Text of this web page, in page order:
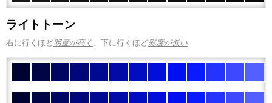
ライトトーン
右に行くほど明度が高く 、下に行くほど彩度が低い